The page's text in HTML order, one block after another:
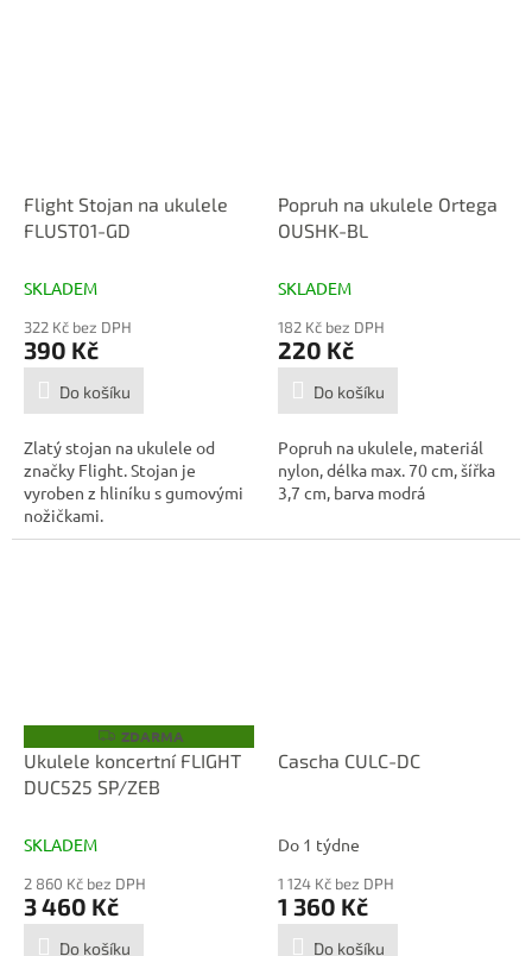
Flight Stojan na ukulele
FLUST01-GD
SKLADEM
322 Kč bez DPH
390 Kč
Do košíku
Zlatý stojan na ukulele od
značky Flight. Stojan je
vyroben z hliníku s gumovými
nožičkami.
Popruh na ukulele Ortega
OUSHK-BL
SKLADEM
182 Kč bez DPH
220 Kč
Do košíku
Popruh na ukulele, materiál
nylon, délka max. 70 cm, šířka
3,7 cm, barva modrá
Z
D
A
R
ZDARMA
Ukulele koncertní FLIGHT
DUC525 SP/ZEB
SKLADEM
2 860 Kč bez DPH
3 460 Kč
Do košíku
Cascha CULC-DC
Do 1 týdne
1 124 Kč bez DPH
1 360 Kč
Do košíku